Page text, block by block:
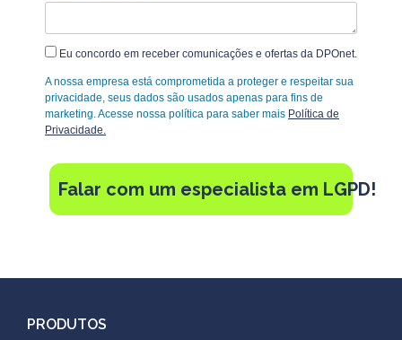
Eu concordo em receber comunicações e ofertas da DPOnet.
A nossa empresa está comprometida a proteger e respeitar sua
privacidade, seus dados são usados apenas para fins de
marketing. Acesse nossa política para saber mais Política de
Privacidade.
Falar com um especialista em LGPD!
PRODUTOS